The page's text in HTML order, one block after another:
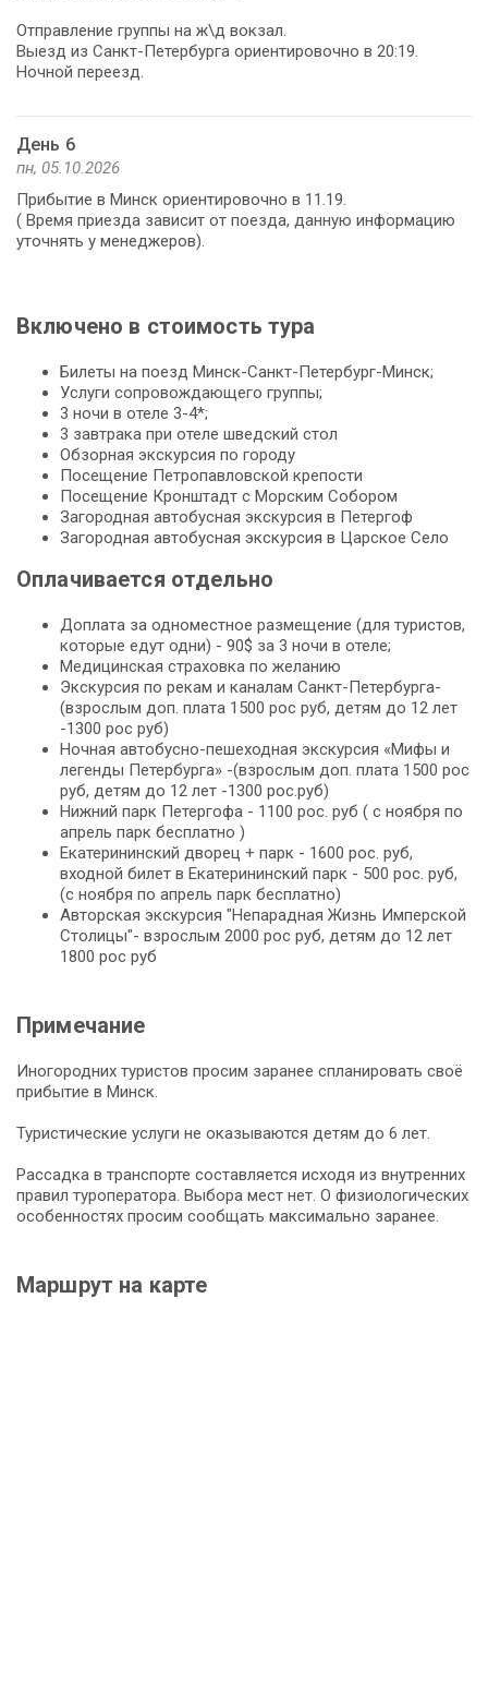
Отправление группы на ж\д вокзал.
Выезд из Санкт-Петербурга ориентировочно в 20:19.
Ночной переезд.
День 6
пн, 05.10.2026
Прибытие в Минск ориентировочно в 11.19.
( Время приезда зависит от поезда, данную информацию
уточнять у менеджеров).
Включено в стоимость тура
Билеты на поезд Минск-Санкт-Петербург-Минск;
Услуги сопровождающего группы;
3 ночи в отеле 3-4*;
3 завтрака при отеле шведский стол
Обзорная экскурсия по городу
Посещение Петропавловской крепости
Посещение Кронштадт с Морским Собором
Загородная автобусная экскурсия в Петергоф
Загородная автобусная экскурсия в Царское Село
Оплачивается отдельно
Доплата за одноместное размещение (для туристов,
которые едут одни) - 90$ за 3 ночи в отеле;
Медицинская страховка по желанию
Экскурсия по рекам и каналам Санкт-Петербурга-
(взрослым доп. плата 1500 рос руб, детям до 12 лет
-1300 рос руб)
Ночная автобусно-пешеходная экскурсия «Мифы и
легенды Петербурга» -(взрослым доп. плата 1500 рос
руб, детям до 12 лет -1300 рос.руб)
Нижний парк Петергофа - 1100 рос. руб ( с ноября по
апрель парк бесплатно )
Екатерининский дворец + парк - 1600 рос. руб,
входной билет в Екатерининский парк - 500 рос. руб,
(с ноября по апрель парк бесплатно)
Авторская экскурсия "Непарадная Жизнь Имперской
Столицы"- взрослым 2000 рос руб, детям до 12 лет
1800 рос руб
Примечание
Иногородних туристов просим заранее спланировать своё
прибытие в Минск.
Туристические услуги не оказываются детям до 6 лет.
Рассадка в транспорте составляется исходя из внутренних
правил туроператора. Выбора мест нет. О физиологических
особенностях просим сообщать максимально заранее.
Маршрут на карте